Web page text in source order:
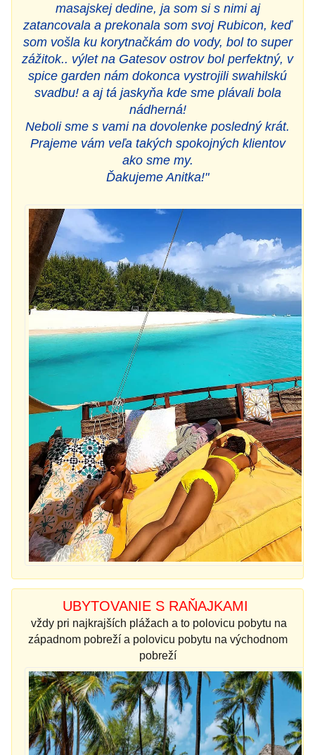
masajskej dedine, ja som si s nimi aj
zatancovala a prekonala som svoj Rubicon, keď
som vošla ku korytnačkám do vody, bol to super
zážitok.. výlet na Gatesov ostrov bol perfektný, v
spice garden nám dokonca vystrojili swahilskú
svadbu! a aj tá jaskyňa kde sme plávali bola
nádherná!
Neboli sme s vami na dovolenke posledný krát.
Prajeme vám veľa takých spokojných klientov
ako sme my.
Ďakujeme Anitka!"
UBYTOVANIE S RAŇAJKAMI
vždy pri najkrajších plážach a to polovicu pobytu na
západnom pobreží a polovicu pobytu na východnom
pobreží